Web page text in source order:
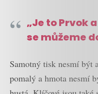
„Je to Prvok
se můžeme
Samotný tisk nesmí
pomalý a hmota nesmí